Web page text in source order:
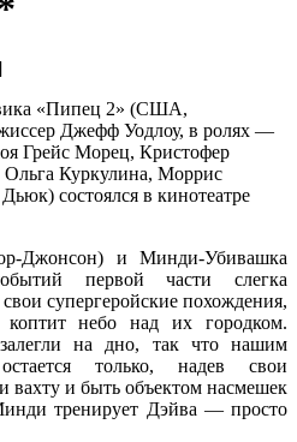
«Пипец 2» (США,
Джефф Уодлоу, в ролях —
Грейс Морец, Кристофер
Куркулина, Моррис
состоялся в кинотеатре
Джонсон) и Минди-Убивашка
первой части слегка
супергеройские похождения,
небо над их городком.
на дно, так что нашим
только, надев свои
и быть объектом насмешек
тренирует Дэйва — просто